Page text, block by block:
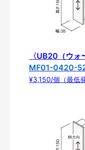
〈UB20（ウォ
MF01-0420-
¥3,150/個（最低